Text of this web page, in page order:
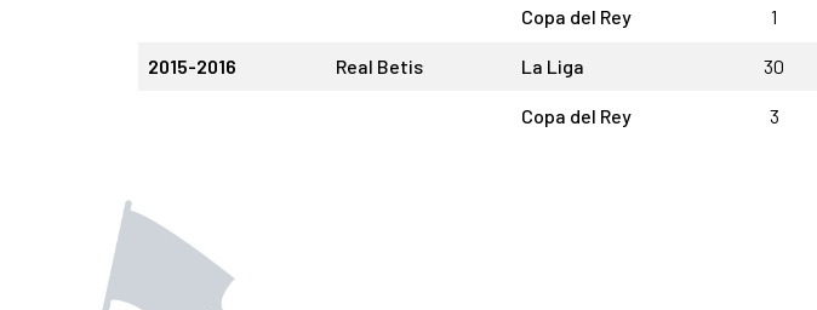
Copa del Rey 1
2015-2016 Real Betis La Liga 30
Copa del Rey 3